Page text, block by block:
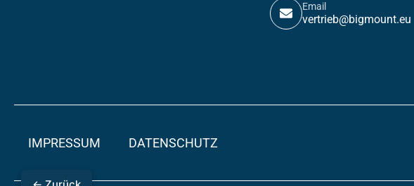
Email
vertrieb@bigmount.eu
IMPRESSUM DATENSCHUTZ